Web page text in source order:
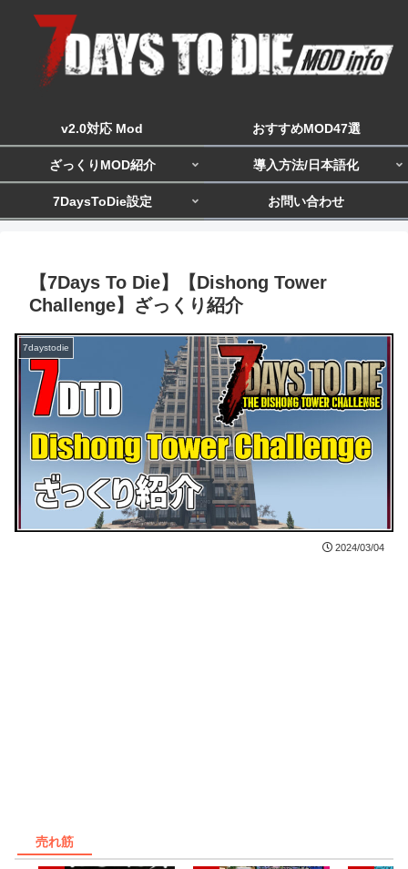
v2.0対応 Mod おすすめMOD47選
ざっくりMOD紹介 導入方法/日本語化
7DaysToDie設定 お問い合わせ
【7Days To Die】【Dishong Tower
Challenge】ざっくり紹介
7daystodie
2024/03/04
売れ筋